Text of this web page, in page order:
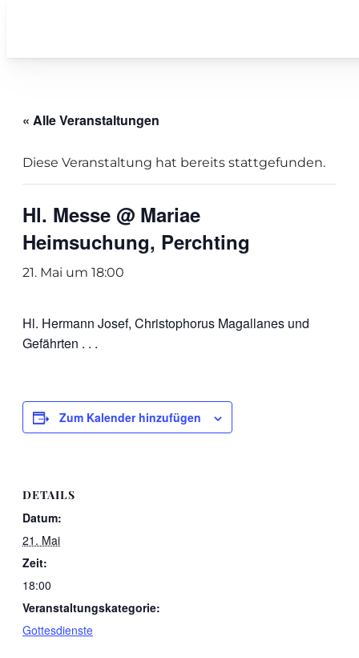
« Alle Veranstaltungen
Diese Veranstaltung hat bereits stattgefunden.
Hl. Messe @ Mariae
Heimsuchung, Perchting
21. Mai um 18:00
Hl. Hermann Josef, Christophorus Magallanes und
Gefährten . . .
Zum Kalender hinzufügen
DETAILS
Datum:
21. Mai
Zeit:
18:00
Veranstaltungskategorie:
Gottesdienste